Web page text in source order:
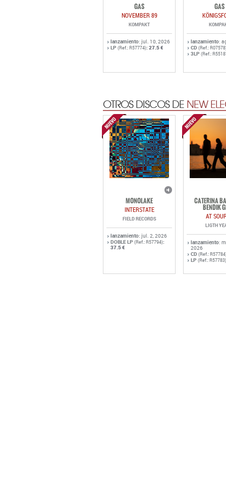
(Ref.: R57774) (Ref.:
(Ref.:
NEW
MONOLAKE
INTERSTATE
FIELD RECORDS
: jul. 2, 2026
DOBLE LP(Ref.: R57794)
CATERINA
BENDIK
AT
lanzamiento :
2026
(Ref.:
(Ref.: R57783)